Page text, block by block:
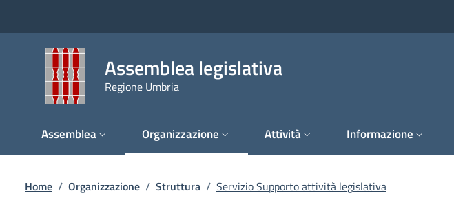
Assemblea legislativa
Regione Umbria
Assemblea Organizzazione Attività Informazione
Briciole di pane
Home / Organizzazione / Struttura / Servizio Supporto attività legislativa